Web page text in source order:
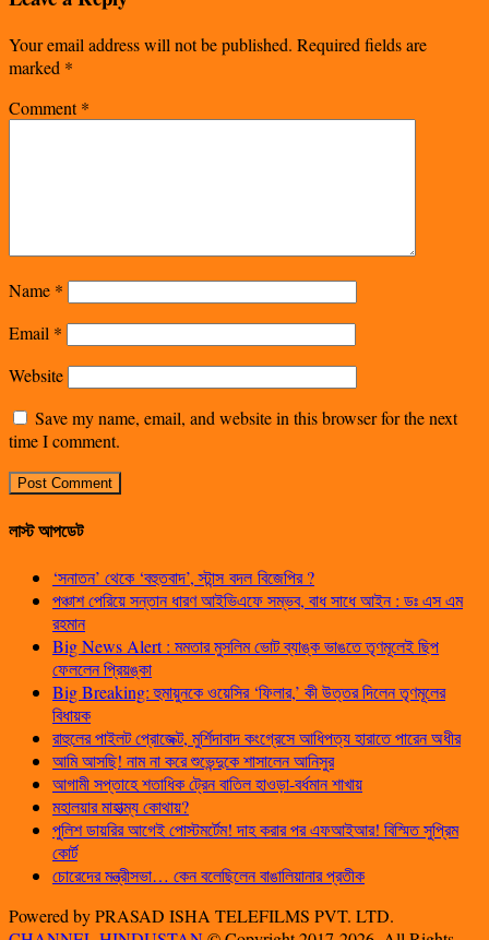
Your email address will not be published. Required fields are
marked *
Comment*
Name *
Email *
Website
Save my name, email, and website in this browser for the next
time I comment.
লাস্ট আপডেট
‘সনাতন’ থেকে ‘বহুতবাদ’, স্টান্স বদল বিজেপির ?
পঞ্চাশ পেরিয়ে সন্তান ধারণ আইভিএফে সম্ভব, বাধ সাধে আইন : ডঃ এস এম
রহমান
Big News Alert : মমতার মুসলিম ভোট ব্যাঙ্ক ভাঙতে তৃণমূলেই ছিপ
ফেললেন প্রিয়ঙ্কা
Big Breaking: হুমায়ুনকে ওয়েসির ‘ফিলার,’ কী উত্তর দিলেন তৃণমূলের
বিধায়ক
রাহুলের পাইলট প্রোজেক্ট, মুর্শিদাবাদ কংগ্রেসে আধিপত্য হারাতে পারেন অধীর
আমি আসছি! নাম না করে শুভেন্দুকে শাসালেন আনিসুর
আগামী সপ্তাহে শতাধিক ট্রেন বাতিল হাওড়া-বর্ধমান শাখায়
মহালয়ার মাহাত্ম্য কোথায়?
পুলিশ ডায়রির আগেই পোস্টমর্টেম! দাহ করার পর এফআইআর! বিস্মিত সুপ্রিম
কোর্ট
চোরেদের মন্ত্রীসভা… কেন বলেছিলেন বাঙালিয়ানার প্রতীক
Powered by PRASAD ISHA TELEFILMS PVT. LTD.